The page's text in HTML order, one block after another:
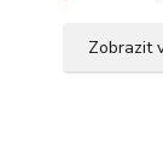
Zobrazit